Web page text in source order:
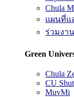
Chula
แผนที่แ
ร่วมงา
Green
Chula
CU
MuvMi